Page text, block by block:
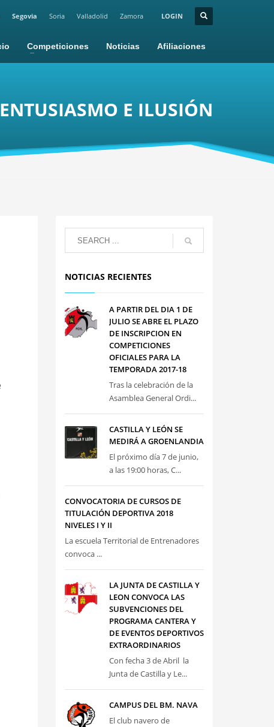
Segovia Soria Valladolid Zamora LOGIN
Competiciones Noticias Afiliaciones
E ILUSIÓN
NOTICIAS RECIENTES
A PARTIR DEL DIA 1 DE
JULIO SE ABRE EL PLAZO
DE INSCRIPCION EN
COMPETICIONES
OFICIALES PARA LA
TEMPORADA 2017-18
Tras la celebración de la
Asamblea General Ordi...
CASTILLA Y LEÓN SE
MEDIRÁ A GROENLANDIA
El próximo día 7 de junio,
a las 19:00 horas, C...
CONVOCATORIA DE CURSOS DE
TITULACIÓN DEPORTIVA 2018
NIVELES I Y II
La escuela Territorial de Entrenadores
convoca ...
LA JUNTA DE CASTILLA Y
LEON CONVOCA LAS
SUBVENCIONES DEL
PROGRAMA CANTERA Y
DE EVENTOS DEPORTIVOS
EXTRAORDINARIOS
Con fecha 3 de Abril la
Junta de Castilla y Le...
CAMPUS DEL BM. NAVA
El club navero de